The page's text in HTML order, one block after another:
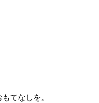
てなしを。